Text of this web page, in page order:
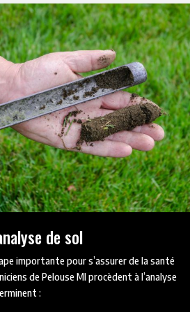
de sol
importante pour s’assurer de la santé
de Pelouse Ml procèdent à l’analyse
: